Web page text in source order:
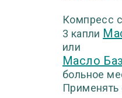
Компресс
3 капли
или
Масло
больное